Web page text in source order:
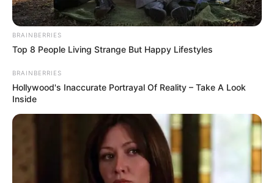
Men, You Don't Need Viagra If You Do This Once A
Day
BRAINBERRIES
Top 8 People Living Strange But Happy Lifestyles
BRAINBERRIES
Hollywood's Inaccurate Portrayal Of Reality – Take A Look
Inside